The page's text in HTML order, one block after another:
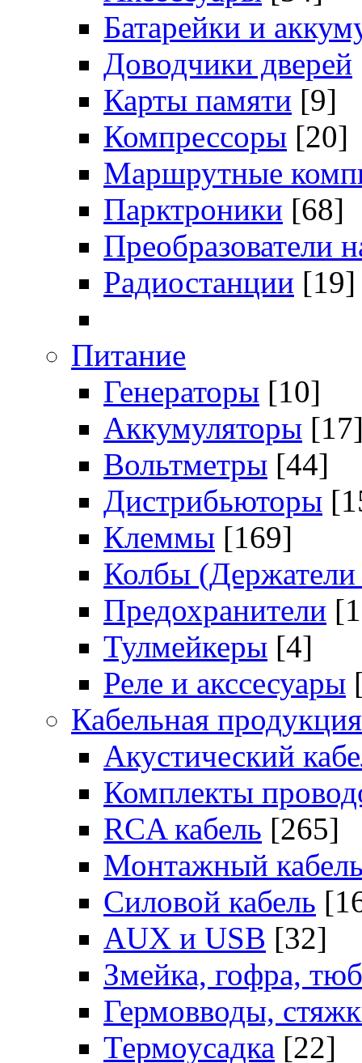
Батарейки и
Доводчики дверей
Карты памяти [9]
Компрессоры [20]
Маршрутные
Парктроники [68]
Преобразователи
Радиостанции [19]
Питание
Генераторы [10]
Аккумуляторы
Вольтметры [44]
Дистрибьюторы
Клеммы [169]
Колбы (Держатели
Предохранители
Тулмейкеры [4]
Реле и акссесуары
Кабельная продукция
Акустический
Комплекты
RCA кабель [265]
Монтажный
Силовой кабель
AUX и USB [32]
Змейка, гофра,
Гермовводы,
Термоусадка [22]